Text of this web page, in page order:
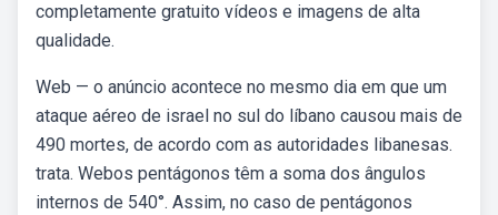
completamente gratuito vídeos e imagens de alta
qualidade.
Web — o anúncio acontece no mesmo dia em que um
ataque aéreo de israel no sul do líbano causou mais de
490 mortes, de acordo com as autoridades libanesas.
trata. Webos pentágonos têm a soma dos ângulos
internos de 540°. Assim, no caso de pentágonos